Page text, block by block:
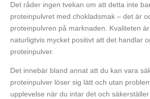
Det råder ingen tvekan om att detta inte
proteinpulvret med chokladsmak – det är
proteinpulvren på marknaden. Kvaliteten
naturligtvis mycket positivt att det handlar
proteinpulver.
Det innebär bland annat att du kan vara
proteinpulver löser sig lätt och utan
upplevelse när du intar det och